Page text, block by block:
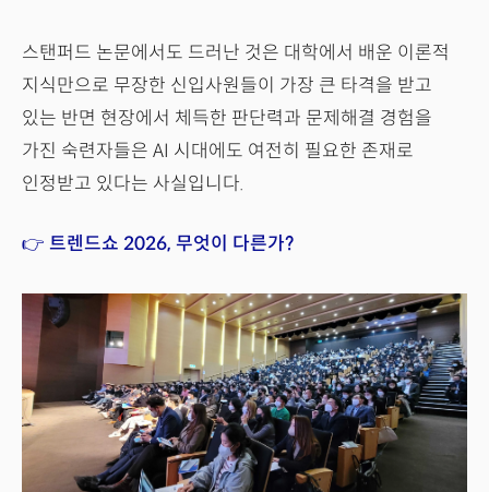
스탠퍼드 논문에서도 드러난 것은 대학에서 배운 이론적
지식만으로 무장한 신입사원들이 가장 큰 타격을 받고
있는 반면 현장에서 체득한 판단력과 문제해결 경험을
가진 숙련자들은 AI 시대에도 여전히 필요한 존재로
인정받고 있다는 사실입니다.
👉 트렌드쇼 2026, 무엇이 다른가?